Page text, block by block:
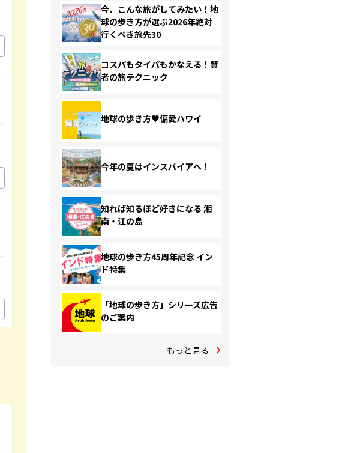
今、こんな旅がしてみたい！地
球の歩き方が選ぶ2026年絶対
行くべき旅先30
コスパもタイパもかなえる！賢
者の旅テクニック
地球の歩き方♥偏愛ハワイ
今年の夏はインスパイアへ！
知れば知るほど好きになる 湘
南・江の島
地球の歩き方45周年記念 イン
ド特集
「地球の歩き方」シリーズ広告
のご案内
もっと見る